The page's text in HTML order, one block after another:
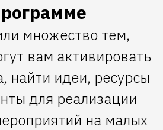
множество тем,
вам активировать
найти идеи, ресурсы
для реализации
на малых